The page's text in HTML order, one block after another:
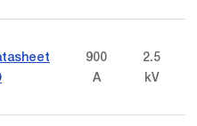
900
A
2.5
kV